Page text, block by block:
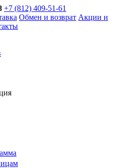
+7 (812) 409-51-61
Обмен и возврат Акции и